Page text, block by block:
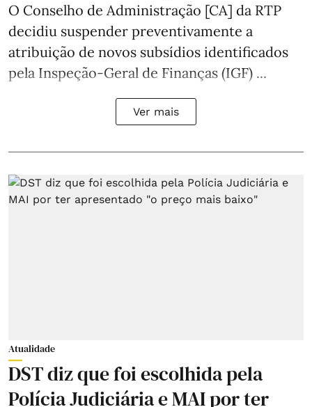
O Conselho de Administração [CA] da RTP
decidiu suspender preventivamente a
atribuição de novos subsídios identificados
pela Inspeção-Geral de Finanças (IGF) ...
Ver mais
Atualidade
DST diz que foi escolhida pela
Polícia Judiciária e MAI por ter